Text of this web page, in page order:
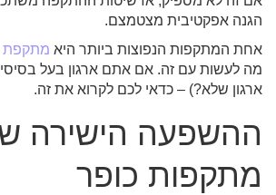
הגנה אפקטיבית מצטמצם.
אחת המתקפות הנפוצות ביותר היא מתקפת
מה לעשות עם זה. אם אתם ארגון בעל בסיסי
ארגון שלא?) – כדאי לכם לקרוא את זה.
ההשפעה הישירה
מתקפות כופר